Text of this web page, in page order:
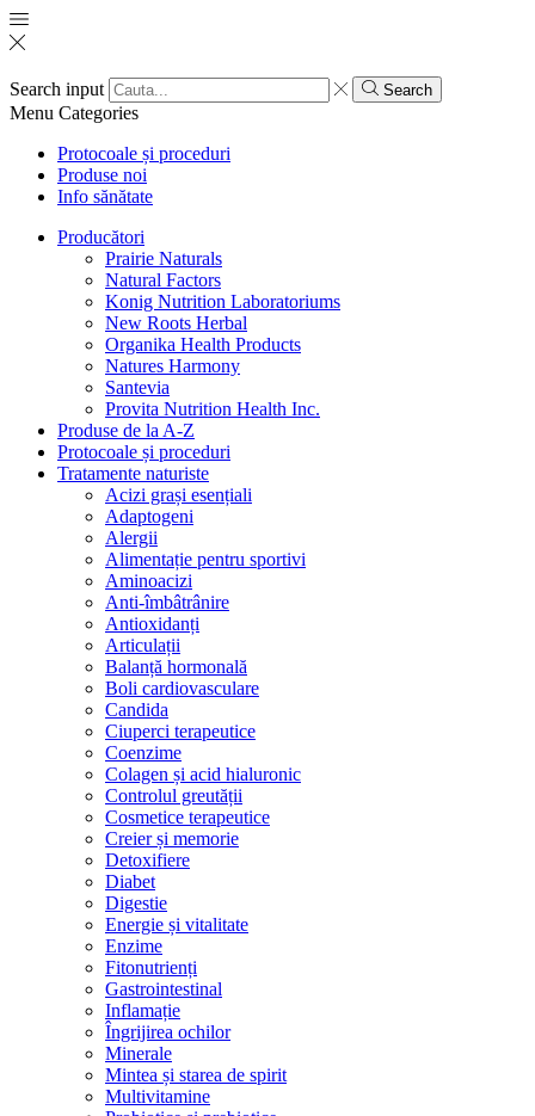
Search input Search
Menu Categories
Protocoale și proceduri
Produse noi
Info sănătate
Producători
Prairie Naturals
Natural Factors
Konig Nutrition Laboratoriums
New Roots Herbal
Organika Health Products
Natures Harmony
Santevia
Provita Nutrition Health Inc.
Produse de la A-Z
Protocoale și proceduri
Tratamente naturiste
Acizi grași esențiali
Adaptogeni
Alergii
Alimentație pentru sportivi
Aminoacizi
Anti-îmbâtrânire
Antioxidanți
Articulații
Balanță hormonală
Boli cardiovasculare
Candida
Ciuperci terapeutice
Coenzime
Colagen și acid hialuronic
Controlul greutății
Cosmetice terapeutice
Creier și memorie
Detoxifiere
Diabet
Digestie
Energie și vitalitate
Enzime
Fitonutrienți
Gastrointestinal
Inflamație
Îngrijirea ochilor
Minerale
Mintea și starea de spirit
Multivitamine